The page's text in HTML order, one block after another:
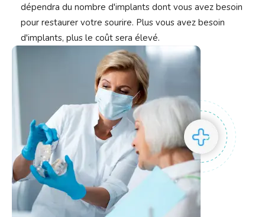
dépendra du nombre d'implants dont vous avez besoin
pour restaurer votre sourire. Plus vous avez besoin
d'implants, plus le coût sera élevé.